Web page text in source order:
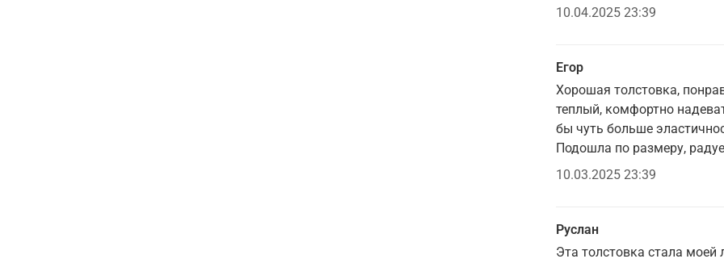
10.04.2025 23:39
Егор
Хорошая толстовка,
теплый, комфортно
бы чуть больше
Подошла по размеру,
10.03.2025 23:39
Руслан
Эта толстовка стала